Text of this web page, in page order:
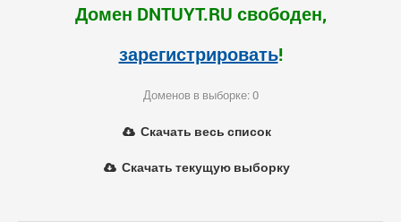
Домен DNTUYT.RU свободен,
зарегистрировать!
Доменов в выборке: 0
Скачать весь список
Скачать текущую выборку